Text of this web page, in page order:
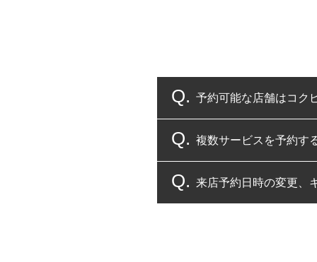
予約可能な店舗はコク
コクピット・タイヤ館
複数サービスを予約す
複数サービスのご予約
来店予約日時の変更、